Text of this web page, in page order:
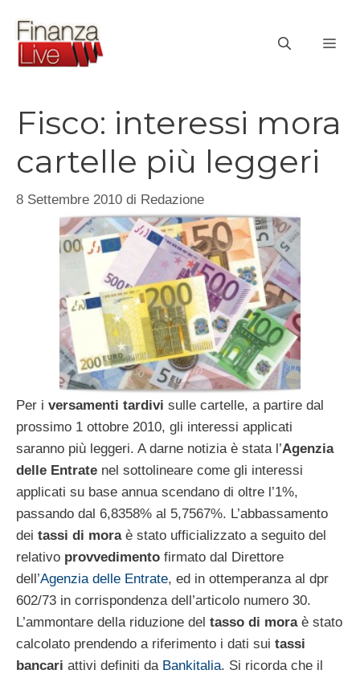
contenuto
Fisco: interessi mora
cartelle più leggeri
8 Settembre 2010 di Redazione
Per i versamenti tardivi sulle cartelle, a partire dal
prossimo 1 ottobre 2010, gli interessi applicati
saranno più leggeri. A darne notizia è stata l’Agenzia
delle Entrate nel sottolineare come gli interessi
applicati su base annua scendano di oltre l’1%,
passando dal 6,8358% al 5,7567%. L’abbassamento
dei tassi di moraè stato ufficializzato a seguito del
relativo provvedimento firmato dal Direttore
dell’Agenzia delle Entrate, ed in ottemperanza al dpr
602/73 in corrispondenza dell’articolo numero 30.
L’ammontare della riduzione del tasso di moraè stato
calcolato prendendo a riferimento i dati sui tassi
bancari attivi definiti da Bankitalia. Si ricorda che il